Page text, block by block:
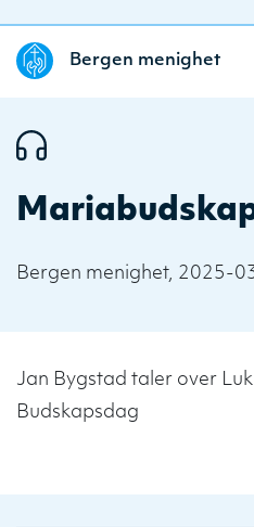
Bergen menighet
Bergen menighet, 2025-
Jan Bygstad taler over
Budskapsdag